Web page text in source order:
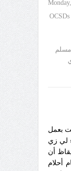
طيف الوسواس OCSDs
مسلم
كنت بعمل
لي زي
أن
أحلام